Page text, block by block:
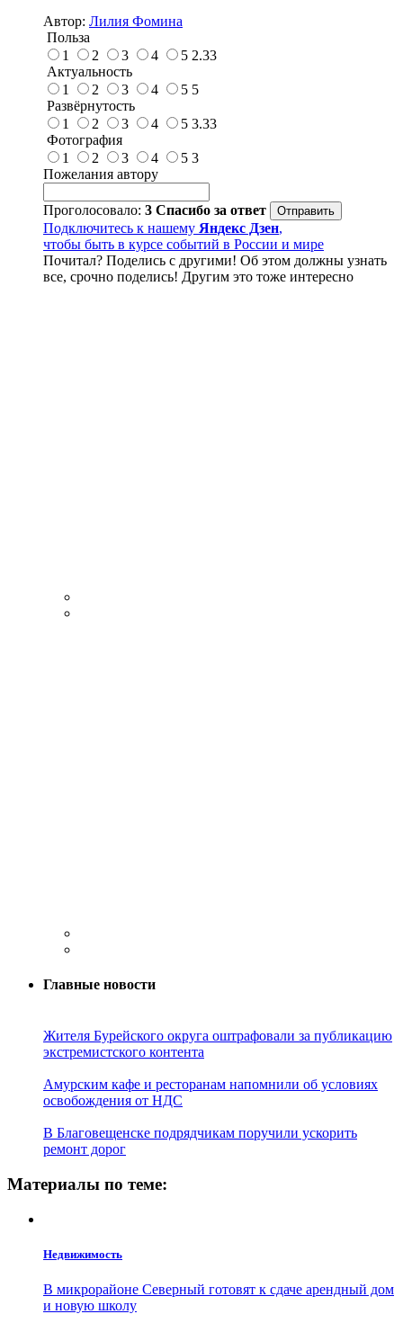
Автор: Лилия Фомина
Польза
1
2 3 4 5 2.33
Актуальность
1
2 3 4 5 5
Развёрнутость
1
2 3 4 5 3.33
Фотография
1
2 3 4 5 3
Пожелания автору
Проголосовало: 3 Спасибо за ответ
Подключитесь к нашему Яндекс Дзен,
чтобы быть в курсе событий в России и мире
Почитал? Поделись с другими! Об этом должны узнать
все, срочно поделись! Другим это тоже интересно
Главные новости
Жителя Бурейского округа оштрафовали за публикацию
экстремистского контента
Амурским кафе и ресторанам напомнили об условиях
освобождения от НДС
В Благовещенске подрядчикам поручили ускорить
ремонт дорог
Материалы по теме:
Недвижимость
В микрорайоне Северный готовят к сдаче арендный дом
и новую школу